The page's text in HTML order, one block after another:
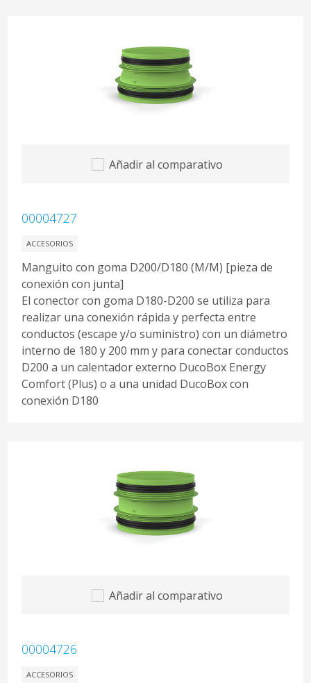
Añadir al comparativo
00004727
ACCESORIOS
Manguito con goma D200/D180 (M/M) [pieza de
conexión con junta]
El conector con goma D180-D200 se utiliza para
realizar una conexión rápida y perfecta entre
conductos (escape y/o suministro) con un diámetro
interno de 180 y 200 mm y para conectar conductos
D200 a un calentador externo DucoBox Energy
Comfort (Plus) o a una unidad DucoBox con
conexión D180
Añadir al comparativo
00004726
ACCESORIOS